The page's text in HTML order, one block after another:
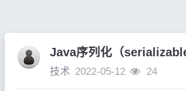
Java序列化（serializable
技术 2022-05-12 24